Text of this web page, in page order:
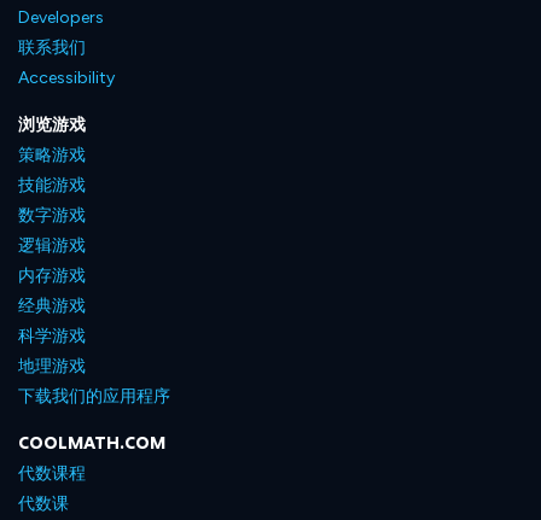
Developers
联系我们
Accessibility
浏览游戏
策略游戏
技能游戏
数字游戏
逻辑游戏
内存游戏
经典游戏
科学游戏
地理游戏
下载我们的应用程序
COOLMATH.COM
代数课程
代数课